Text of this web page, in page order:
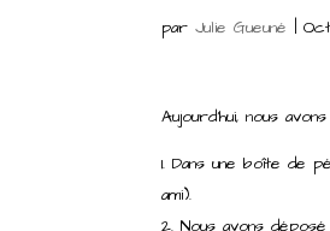
parJulie Gueuné |
Aujourd’hui, nous
Dans une boîte de
ami).
Nous avons